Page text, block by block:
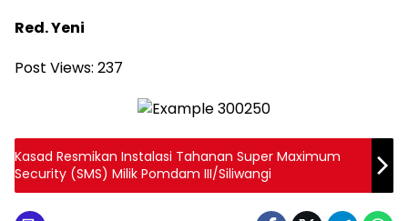
Red. Yeni
Post Views: 237
Kasad Resmikan Instalasi Tahanan Super Maximum
Security (SMS) Milik Pomdam III/Siliwangi